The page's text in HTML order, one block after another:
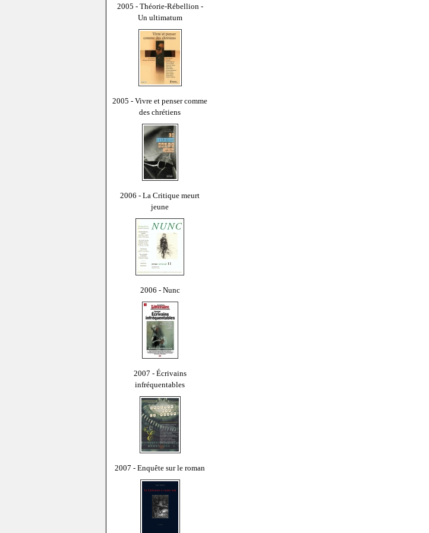
2005 - Théorie-Rébellion -
Un ultimatum
2005 - Vivre et penser comme
des chrétiens
2006 - La Critique meurt
jeune
2006 - Nunc
2007 - Écrivains
infréquentables
2007 - Enquête sur le roman